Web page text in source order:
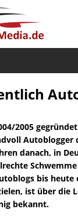
2005
Autoblogger
danach, in
bis heute
ist über die
bekannt.